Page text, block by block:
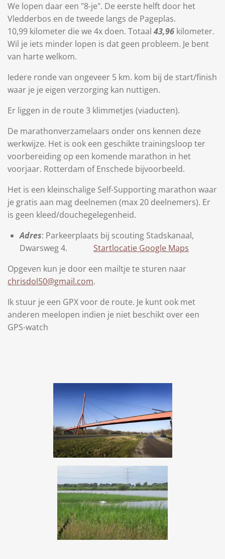
We lopen daar een "8-je". De eerste helft door het
Vledderbos en de tweede langs de Pageplas.
10,99 kilometer die we 4x doen. Totaal 43,96 kilometer.
Wil je iets minder lopen is dat geen probleem. Je bent
van harte welkom.
Iedere ronde van ongeveer 5 km. kom bij de start/finish
waar je je eigen verzorging kan nuttigen.
Er liggen in de route 3 klimmetjes (viaducten).
De marathonverzamelaars onder ons kennen deze
werkwijze. Het is ook een geschikte trainingsloop ter
voorbereiding op een komende marathon in het
voorjaar. Rotterdam of Enschede bijvoorbeeld.
Het is een kleinschalige Self-Supporting marathon waar
je gratis aan mag deelnemen (max 20 deelnemers). Er
is geen kleed/douchegelegenheid.
Adres: Parkeerplaats bij scouting Stadskanaal,
Dwarsweg 4. Startlocatie Google Maps
Opgeven kun je door een mailtje te sturen naar
chrisdol50@gmail.com.
Ik stuur je een GPX voor de route. Je kunt ook met
anderen meelopen indien je niet beschikt over een
GPS-watch